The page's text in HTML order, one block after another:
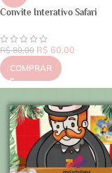
Convite Interativo Safari
R$80,00 R$ 60,00
COMPRAR